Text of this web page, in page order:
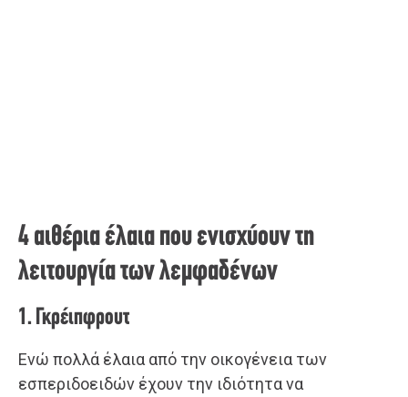
4 αιθέρια έλαια που ενισχύουν τη
λειτουργία των λεμφαδένων
1. Γκρέιπφρουτ
Ενώ πολλά έλαια από την οικογένεια των
εσπεριδοειδών έχουν την ιδιότητα να